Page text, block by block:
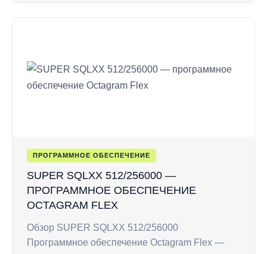
ПРОГРАММНОЕ ОБЕСПЕЧЕНИЕ
SUPER SQLXX 512/256000 —
ПРОГРАММНОЕ ОБЕСПЕЧЕНИЕ
OCTAGRAM FLEX
Обзор SUPER SQLXX 512/256000
Программное обеспечение Octagram Flex —